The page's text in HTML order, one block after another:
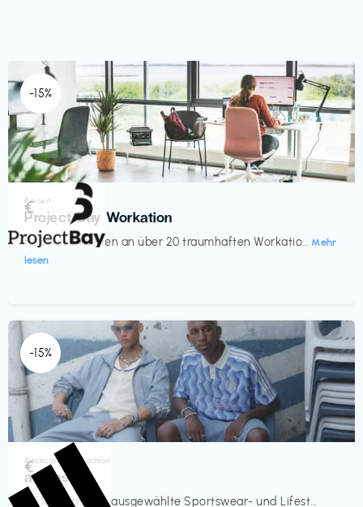
-15%
Reisen
Project Bay Workation
flexibles Arbeiten an über 20 traumhaften Workatio... Mehr
lesen
€‎
-15%
Accessoires & Fashion
adidas
-15% Rabatt auf ausgewählte Sportswear- und Lifest...
€‎